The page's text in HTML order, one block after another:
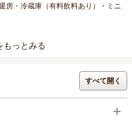
房・冷蔵庫（有料飲料あり）・ミニ
もっとみる
すべて開く